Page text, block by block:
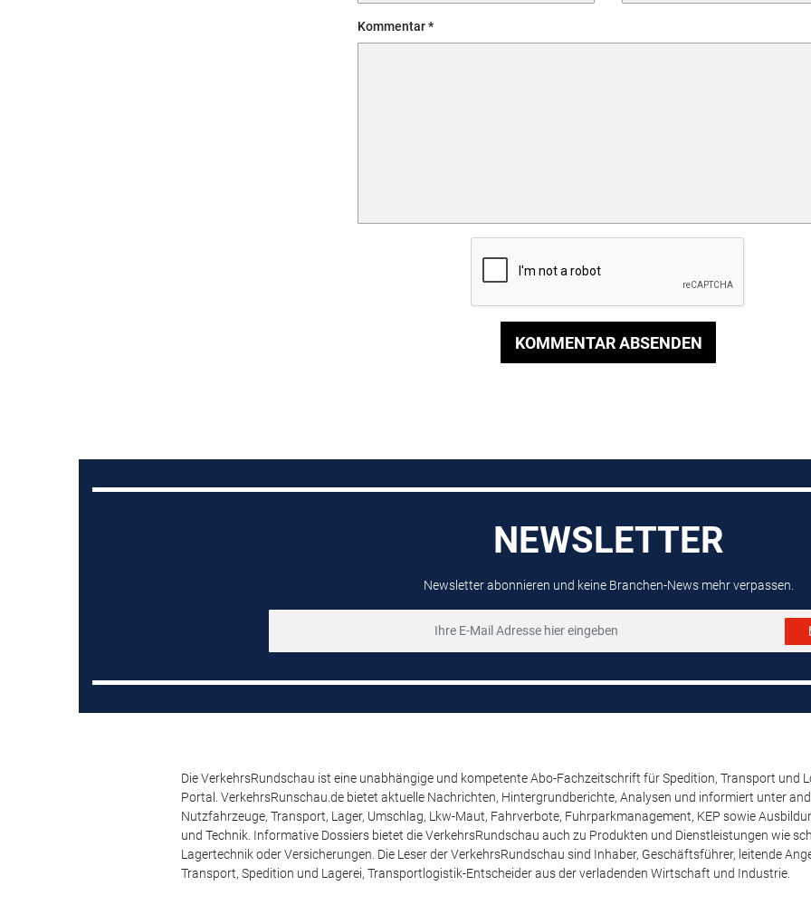
Kommentar
KOMMENTAR ABSENDEN
NEWSLETTER
Newsletter abonnieren und keine Branchen-News mehr verpassen.
Die VerkehrsRundschau ist eine unabhängige und kompetente Abo-Fachzeitschrift für Spedition, Transport und
Portal. VerkehrsRunschau.de bietet aktuelle Nachrichten, Hintergrundberichte, Analysen und informiert unter
Nutzfahrzeuge, Transport, Lager, Umschlag, Lkw-Maut, Fahrverbote, Fuhrparkmanagement, KEP sowie
und Technik. Informative Dossiers bietet die VerkehrsRundschau auch zu Produkten und Dienstleistungen wie
Lagertechnik oder Versicherungen. Die Leser der VerkehrsRundschau sind Inhaber, Geschäftsführer, leitende
Transport, Spedition und Lagerei, Transportlogistik-Entscheider aus der verladenden Wirtschaft und Industrie.